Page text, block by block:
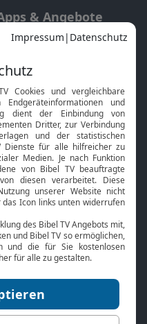
& Angebote
Mobile App
Smart TV
HbbTV
Bibelthek Online-Bibel
Nächster Gottesdienst
Kontakt
TV-Empfang